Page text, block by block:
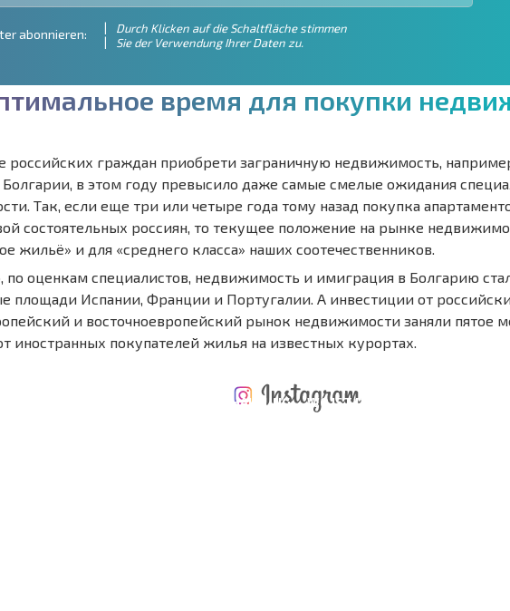
abonnieren:
Durch Klicken auf die Schaltfläche stimmen
Sie der Verwendung Ihrer Daten zu.
тимальное время для покупки недви
российских граждан приобрети заграничную недвижимость,
в этом году превысило даже самые смелые ожидания
Так, если еще три или четыре года тому назад покупка
состоятельных россиян, то текущее положение на рынке
жильё» и для «среднего класса» наших соотечественников.
по оценкам специалистов, недвижимость и имиграция в Болгарию
площади Испании, Франции и Португалии. А инвестиции от
и восточноевропейский рынок недвижимости заняли пятое
иностранных покупателей жилья на известных курортах.
INSTANDHALTUNG
WO IST DIE 6%-